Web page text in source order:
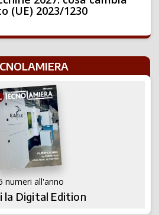
(UE) 2023/1230
numeri all'anno
la Digital Edition